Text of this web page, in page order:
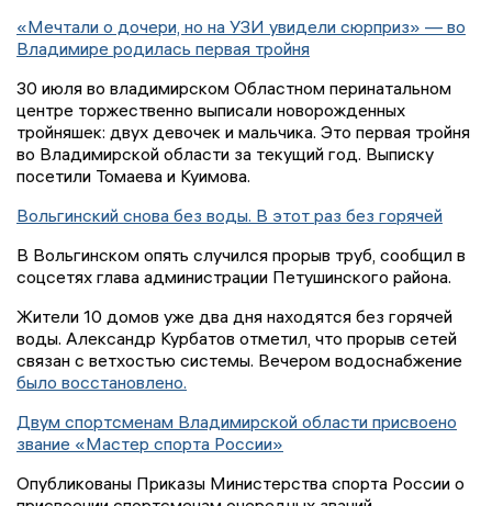
«Мечтали о дочери, но на УЗИ увидели сюрприз» — во
Владимире родилась первая тройня
30 июля во владимирском Областном перинатальном
центре торжественно выписали новорожденных
тройняшек: двух девочек и мальчика. Это первая тройня
во Владимирской области за текущий год. Выписку
посетили Томаева и Куимова.
Вольгинский снова без воды. В этот раз без горячей
В Вольгинском опять случился прорыв труб, сообщил в
соцсетях глава администрации Петушинского района.
Жители 10 домов уже два дня находятся без горячей
воды. Александр Курбатов отметил, что прорыв сетей
связан с ветхостью системы. Вечером водоснабжение
было восстановлено.
Двум спортсменам Владимирской области присвоено
звание «Мастер спорта России»
Опубликованы Приказы Министерства спорта России о